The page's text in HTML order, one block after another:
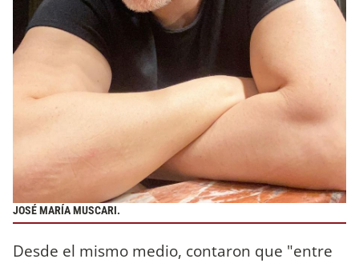
JOSÉ MARÍA MUSCARI.
Desde el mismo medio, contaron que "entre